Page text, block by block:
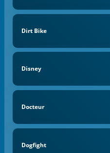
Dirt Bike
Disney
Docteur
Dogfight